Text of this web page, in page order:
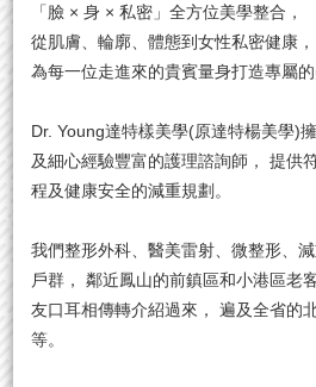
「臉 × 身 × 私密」全方位美學整合，
從肌膚、輪廓、體態到女性私密健康，
為每一位走進來的貴賓量身打造專屬的
Dr. Young達特樣美學(原達特楊美學)
及細心經驗豐富的護理諮詢師， 提供
程及健康安全的減重規劃。
我們整形外科、醫美雷射、微整形、
戶群， 鄰近鳳山的前鎮區和小港區老
友口耳相傳轉介紹過來， 遍及全省的
等。